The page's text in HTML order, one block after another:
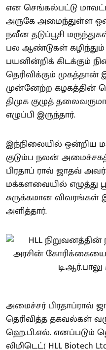
என செங்கல்பட்டு
அருகே அமைந்துள்ள
நவீன தடுப்பூசி
பல ஆண்டுகள் கழிந்தும்
பயனின்றிக் கிடக்கும்
தெரிவிக்கும்
முன்னேற்ற கழகத்தின்
திமுக குழுத்
எழுப்பி இருந்தார்.
இந்நிலையில் ஒன்றிய
குடும்ப நலன்
பிரதாப் ராவ் ஜாதவ்
மக்களவையில் எழுத்து
சுருக்கமான
அளித்தார்.
அமைச்சர் பிரதாப்ராவ்
தெரிவித்த தகவல்கள்
ஹெ.பி.எல்.
லிமிடெட்( HLL Biotech